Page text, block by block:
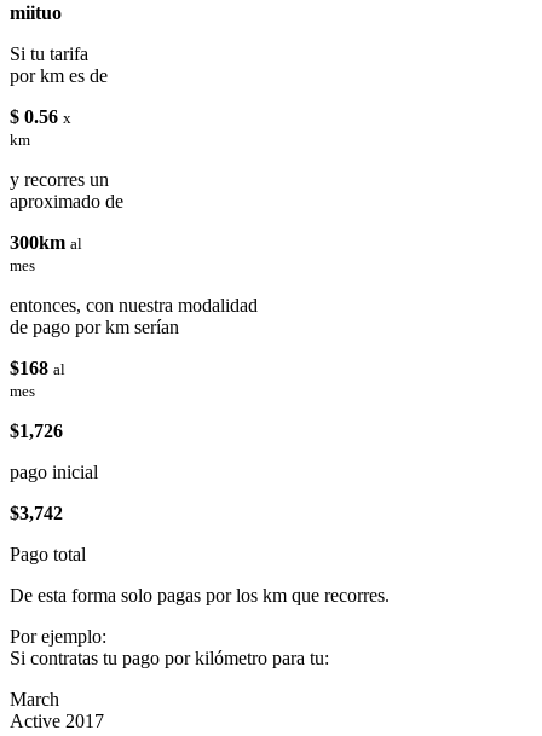
miituo
Si tu tarifa
por km es de
$ 0.56 x
km
y recorres un
aproximado de
300km al
mes
entonces, con nuestra modalidad
de pago por km serían
$168 al
mes
$1,726
pago inicial
$3,742
Pago total
De esta forma solo pagas por los km que recorres.
Por ejemplo:
Si contratas tu pago por kilómetro para tu:
March
Active 2017